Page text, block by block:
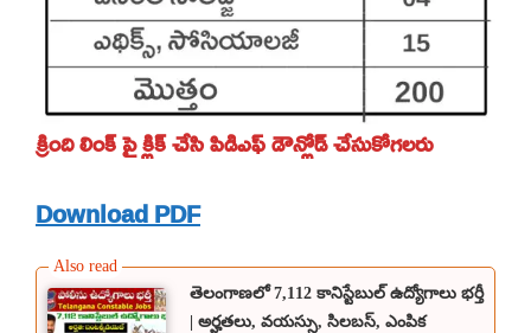
క్రింది లింక్ పై క్లిక్ చేసి పిడిఎఫ్ డౌన్లోడ్ చేసుకోగలరు
Download PDF
తెలంగాణలో 7,112 కానిస్టేబుల్ ఉద్యోగాలు భర్తీ
| అర్హతలు, వయస్సు, సిలబస్, ఎంపిక